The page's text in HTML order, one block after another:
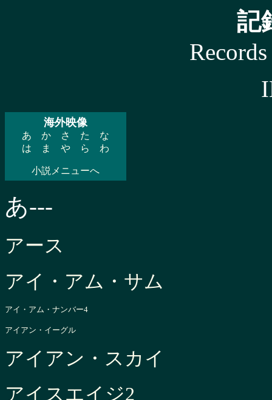
記
海外映像
あ か さ た
な
は
ま や ら わ
小説メニューへ
あ---
アース
アイ・アム・サム
アイ・アム・ナンバー4
アイアン・イーグル
アイアン・スカイ
アイスエイジ2